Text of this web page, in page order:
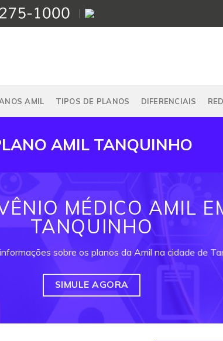
AMIL TIPOS DE PLANOS DIFERENCIAIS
AMIL TANQUINHO
MÉDICO AMIL
TANQUINHO
sobre os planos da Amil na cidade de
SIMULE AGORA